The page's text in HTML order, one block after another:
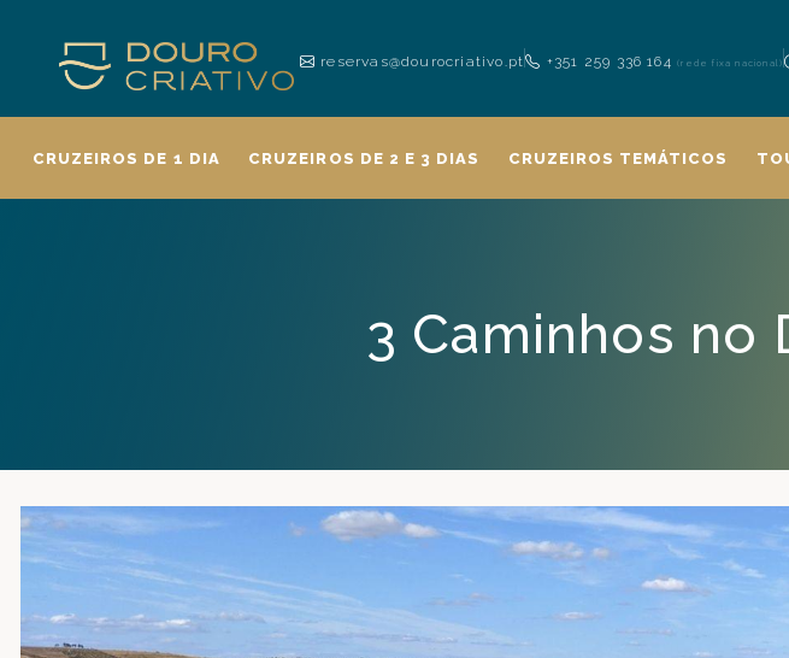
reservas@dourocriativo.pt +351 259 336 164(rede fixa nacional)
CRUZEIROS DE 1 DIA CRUZEIROS DE 2 E 3 DIAS CRUZEIROS TEMÁTICOS
3 Caminhos no